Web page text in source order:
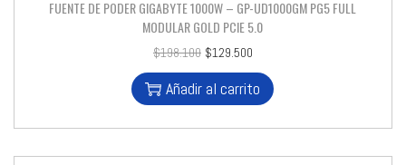
FUENTE DE PODER GIGABYTE 1000W – GP-UD1000GM PG5 FULL
MODULAR GOLD PCIE 5.0
$198.100 $129.500
Añadir al carrito